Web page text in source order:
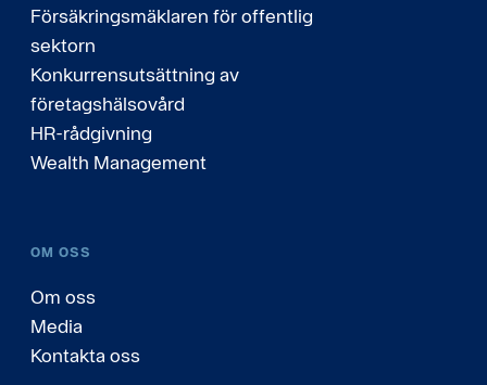
Försäkringsmäklaren för offentlig
sektorn
Konkurrensutsättning av
företagshälsovård
HR-rådgivning
Wealth Management
OM OSS
Om oss
Media
Kontakta oss